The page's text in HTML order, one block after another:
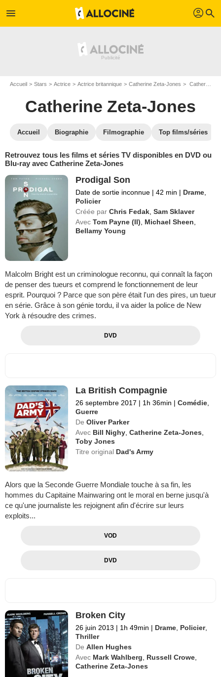
menu profil search
Accueil Stars Actrice Actrice britannique Catherine Zeta-Jones Catherine Zeta-Jones : ses Blu-Ray, DVD, VOD, SVOD
Catherine Zeta-Jones
Accueil Biographie Filmographie Top films/séries
Retrouvez tous les films et séries TV disponibles en DVD ou
Blu-ray avec Catherine Zeta-Jones
Prodigal Son
Date de sortie inconnue | 42 min | Drame
Policier
Créée par Chris Fedak ,Sam Sklaver
Avec Tom Payne (II) Michael Sheen
Bellamy Young
Malcolm Bright est un criminologue reconnu, qui connaît la façon
de penser des tueurs et comprend le fonctionnement de leur
esprit. Pourquoi ? Parce que son père était l'un des pires, un tueur
en série. Grâce à son génie tordu, il va aider la police de New
York à résoudre des crimes.
DVD
La British Compagnie
26 septembre 2017 | 1h 36min | Comédie
Guerre
De Oliver Parker
Avec Bill Nighy ,Catherine Zeta-Jones
Toby Jones
Titre original Dad's Army
Alors que la Seconde Guerre Mondiale touche à sa fin, les
hommes du Capitaine Mainwaring ont le moral en berne jusqu'à
ce qu'une journaliste les rejoignent afin d'écrire sur leurs
exploits...
VOD
DVD
Broken City
26 juin 2013 | 1h 49min | Drame Policier,
Thriller
De Allen Hughes
Avec Mark Wahlberg Russell Crowe
Catherine Zeta-Jones